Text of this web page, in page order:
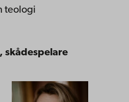
teologi
skådespelare